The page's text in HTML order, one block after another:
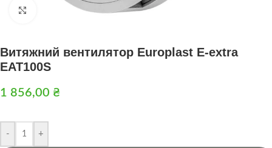
Натисніть, щоб збільшити
Витяжний вентилятор Europlast E-extra
EAT100S
1 856,00 ₴
- +